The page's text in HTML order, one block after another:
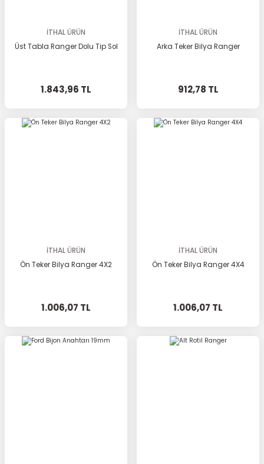
İTHAL ÜRÜN
Üst Tabla Ranger Dolu Tip Sol
1.843,96 TL
İTHAL ÜRÜN
Arka Teker Bilya Ranger
912,78 TL
İTHAL ÜRÜN
Ön Teker Bilya Ranger 4X2
1.006,07 TL
İTHAL ÜRÜN
Ön Teker Bilya Ranger 4X4
1.006,07 TL